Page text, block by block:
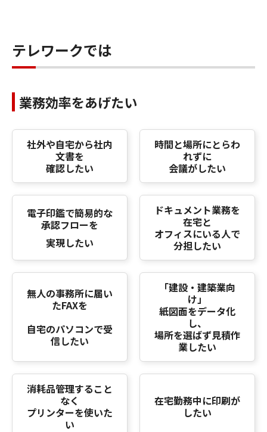
テレワークでは
業務効率をあげたい
社外や自宅から社内
文書を
確認したい
時間と場所にとらわ
れずに
会議がしたい
電子印鑑で簡易的な
承認フローを
実現したい
ドキュメント業務を
在宅と
オフィスにいる人で
分担したい
無人の事務所に届い
たFAXを
自宅のパソコンで受
信したい
「建設・建築業向
け」
紙図面をデータ化
し、
場所を選ばず見積作
業したい
消耗品管理すること
なく
プリンターを使いた
い
在宅勤務中に印刷が
したい